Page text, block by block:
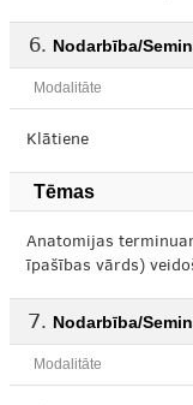
Nodarbība/
Modalitāte
Klātiene
Tēmas
Anatomijas
īpašības vārds)
Nodarbība/
Modalitāte